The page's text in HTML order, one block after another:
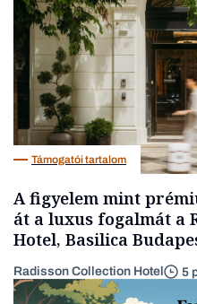
Támogatói tartalom
A figyelem mint
át a luxus fogalmát a
Hotel, Basilica
Radisson Collection Hotel 5